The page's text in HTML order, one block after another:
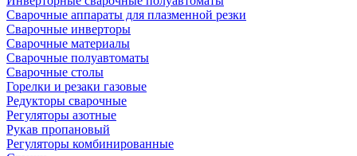
Сварочные аппараты для плазменной резки
Сварочные инверторы
Сварочные материалы
Сварочные полуавтоматы
Сварочные столы
Горелки и резаки газовые
Редукторы сварочные
Регуляторы азотные
Рукав пропановый
Регуляторы комбинированные